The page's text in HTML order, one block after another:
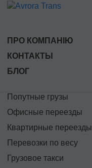
ПРО КОМПАНІЮ
КОНТАКТЫ
БЛОГ
Попутные грузы
Офисные переезды
Квартирные переезды
Перевозки по весу
Грузовое такси